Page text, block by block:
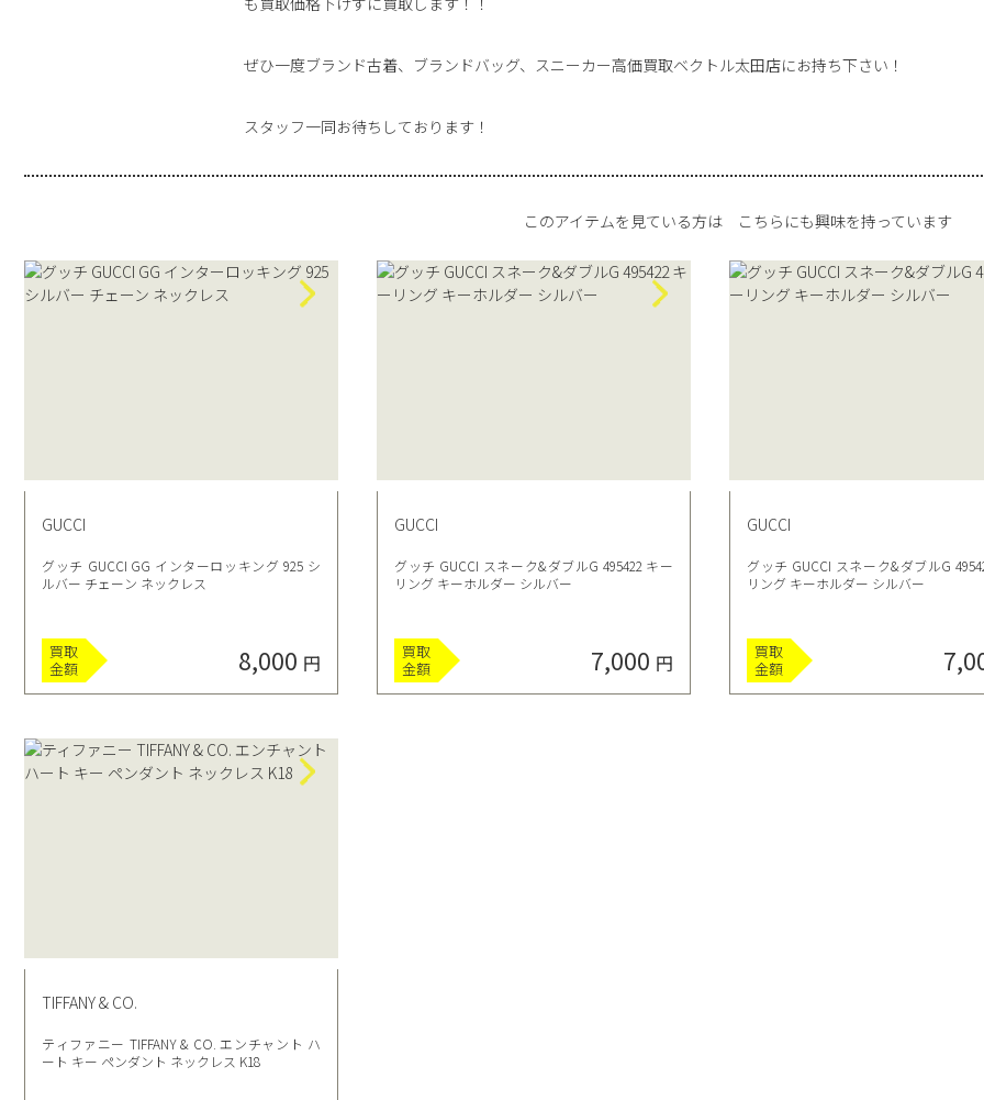
ぜひ一度ブランド古着、ブランドバッグ、スニーカー高価買取ベクトル太田店にお持ち下さい！
スタッフ一同お待ちしております！
このアイテムを見ている方は こちらにも興味を持っています
GUCCI
グッチ GUCCI GG インターロッキング 925 シ
ルバー チェーン ネックレス
買取
金額
8,000 円
GUCCI
グッチ GUCCI スネーク&ダブルG 495422 キー
リング キーホルダー シルバー
買取
金額
7,000 円
GUCCI
グッチ GUCCI スネーク&ダブルG
リング キーホルダー シルバー
買取
金額
TIFFANY & CO.
ティファニー TIFFANY & CO. エンチャント ハ
ート キー ペンダント ネックレス K18